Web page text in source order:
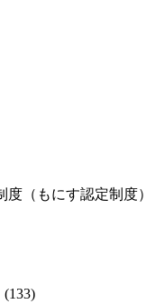
度（もにす認定制度